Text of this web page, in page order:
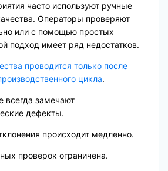
часто используют ручные
Операторы проверяют
или с помощью простых
подход имеет ряд недостатков.
проводится только после
цикла.
всегда замечают
дефекты.
происходит медленно.
проверок ограничена.